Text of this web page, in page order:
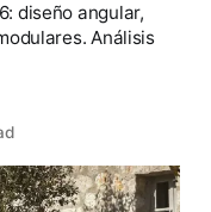
diseño angular,
Análisis